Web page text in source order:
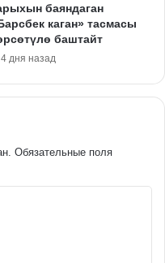
баяндаган
каган» тасмасы
баштайт
4 дня назад
Обязательные поля